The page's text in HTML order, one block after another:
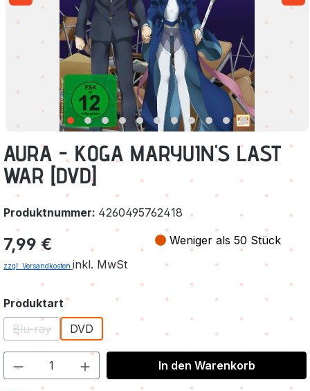
AURA - KOGA MARYUIN'S LAST
WAR [DVD]
Produktnummer: 4260495762418
Regulärer Preis:
7,99 €
zzgl. Versandkosten inkl. MwSt
Weniger als 50 Stück
Produktartauswählen
Blu-ray
(Diese Option ist zurzeit nicht verfügbar.)
DVD
In den Warenkorb